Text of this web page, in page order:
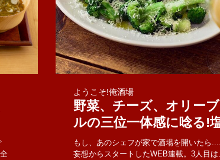
ようこそ!俺酒場
野菜、チーズ、オリー
ルの三位一体感に唸る!
もし、あのシェフが家で酒場を開いたら
妄想からスタートしたWEB連載。3人目は